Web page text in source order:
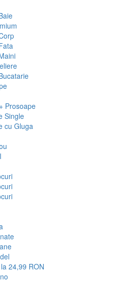
Prosoape
Single
cu Gluga
24,99 RON